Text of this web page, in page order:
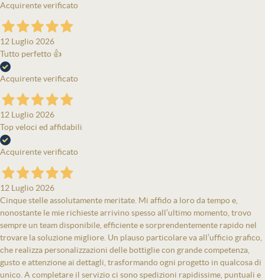
Acquirente verificato
12 Luglio 2026
Tutto perfetto 👍
Acquirente verificato
12 Luglio 2026
Top veloci ed affidabili
Acquirente verificato
12 Luglio 2026
Cinque stelle assolutamente meritate. Mi affido a loro da tempo e,
nonostante le mie richieste arrivino spesso all’ultimo momento, trovo
sempre un team disponibile, efficiente e sorprendentemente rapido nel
trovare la soluzione migliore. Un plauso particolare va all’ufficio grafico,
che realizza personalizzazioni delle bottiglie con grande competenza,
gusto e attenzione ai dettagli, trasformando ogni progetto in qualcosa di
unico. A completare il servizio ci sono spedizioni rapidissime, puntuali e